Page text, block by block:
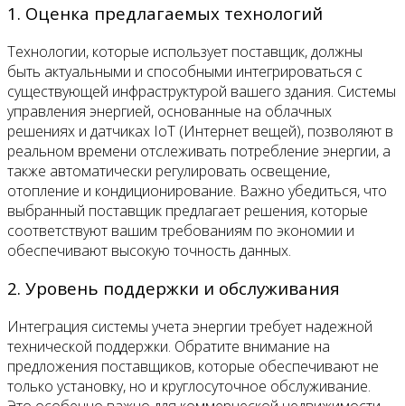
1. Оценка предлагаемых технологий
Технологии, которые использует поставщик, должны
быть актуальными и способными интегрироваться с
существующей инфраструктурой вашего здания. Системы
управления энергией, основанные на облачных
решениях и датчиках IoT (Интернет вещей), позволяют в
реальном времени отслеживать потребление энергии, а
также автоматически регулировать освещение,
отопление и кондиционирование. Важно убедиться, что
выбранный поставщик предлагает решения, которые
соответствуют вашим требованиям по экономии и
обеспечивают высокую точность данных.
2. Уровень поддержки и обслуживания
Интеграция системы учета энергии требует надежной
технической поддержки. Обратите внимание на
предложения поставщиков, которые обеспечивают не
только установку, но и круглосуточное обслуживание.